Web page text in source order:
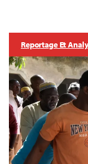
Reportage Et